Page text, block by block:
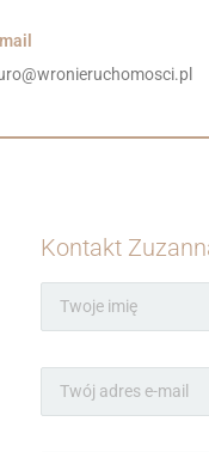
Kontakt